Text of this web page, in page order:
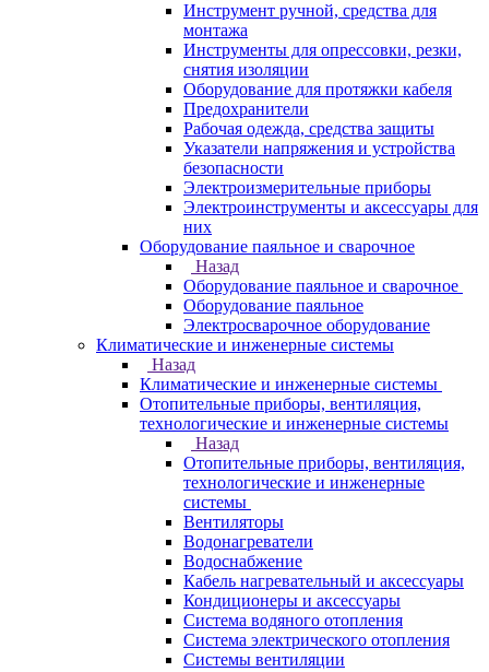
Инструмент ручной, средства для
монтажа
Инструменты для опрессовки, резки,
снятия изоляции
Оборудование для протяжки кабеля
Предохранители
Рабочая одежда, средства защиты
Указатели напряжения и устройства
безопасности
Электроизмерительные приборы
Электроинструменты и аксессуары для
них
Оборудование паяльное и сварочное
Назад
Оборудование паяльное и сварочное
Оборудование паяльное
Электросварочное оборудование
Климатические и инженерные системы
Назад
Климатические и инженерные системы
Отопительные приборы, вентиляция,
технологические и инженерные системы
Назад
Отопительные приборы, вентиляция,
технологические и инженерные
системы
Вентиляторы
Водонагреватели
Водоснабжение
Кабель нагревательный и аксессуары
Кондиционеры и аксессуары
Система водяного отопления
Система электрического отопления
Системы вентиляции